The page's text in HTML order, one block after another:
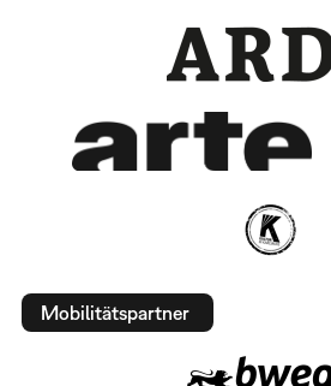
Mobilitätspartner